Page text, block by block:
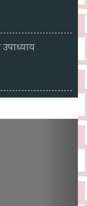
Next